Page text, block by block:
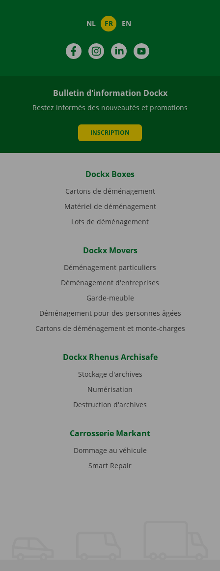
NL FR EN
FacebookInstagramLinkedIn
Bulletin d'information Dockx
Restez informés des nouveautés et promotions
INSCRIPTION
Dockx Boxes
Cartons de déménagement
Matériel de déménagement
Lots de déménagement
Dockx Movers
Déménagement particuliers
Déménagement d'entreprises
Garde-meuble
Déménagement pour des personnes âgées
Cartons de déménagement et monte-charges
Dockx Rhenus Archisafe
Stockage d'archives
Numérisation
Destruction d'archives
Carrosserie Markant
Dommage au véhicule
Smart Repair